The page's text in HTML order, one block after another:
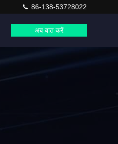
86-138-53728022
अब बात करें